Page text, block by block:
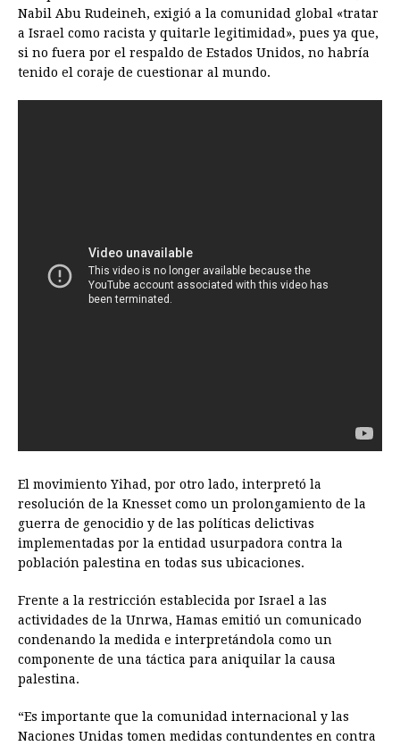
Nabil Abu Rudeineh, exigió a la comunidad global «tratar
a Israel como racista y quitarle legitimidad», pues ya que,
si no fuera por el respaldo de Estados Unidos, no habría
tenido el coraje de cuestionar al mundo.
El movimiento Yihad, por otro lado, interpretó la
resolución de la Knesset como un prolongamiento de la
guerra de genocidio y de las políticas delictivas
implementadas por la entidad usurpadora contra la
población palestina en todas sus ubicaciones.
Frente a la restricción establecida por Israel a las
actividades de la Unrwa, Hamas emitió un comunicado
condenando la medida e interpretándola como un
componente de una táctica para aniquilar la causa
palestina.
“Es importante que la comunidad internacional y las
Naciones Unidas tomen medidas contundentes en contra